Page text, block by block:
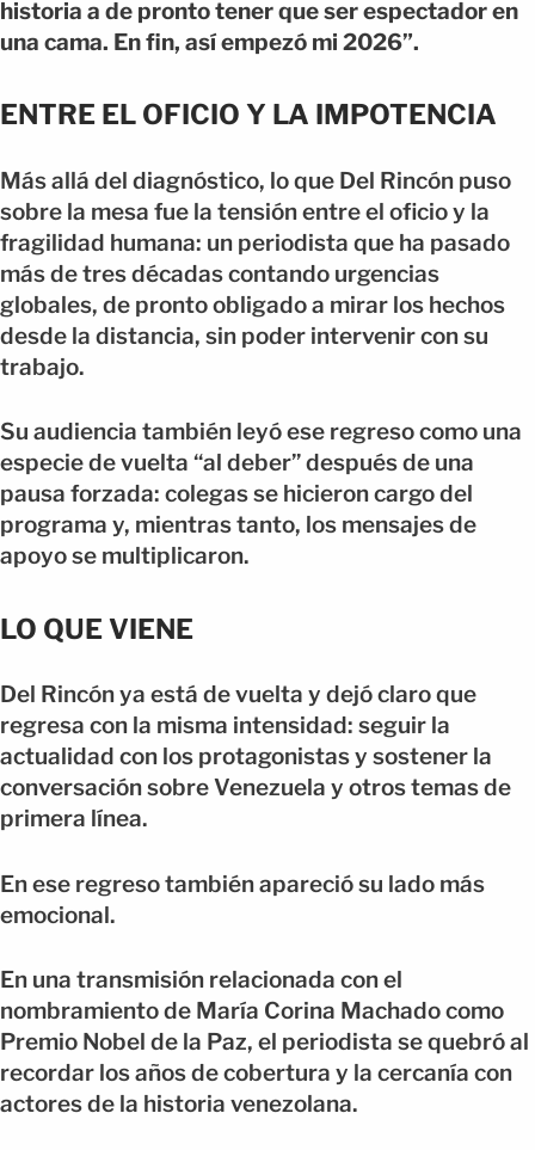
historia a de pronto tener que ser espectador en
una cama. En fin, así empezó mi 2026”.
ENTRE EL OFICIO Y LA IMPOTENCIA
Más allá del diagnóstico, lo que Del Rincón puso
sobre la mesa fue la tensión entre el oficio y la
fragilidad humana: un periodista que ha pasado
más de tres décadas contando urgencias
globales, de pronto obligado a mirar los hechos
desde la distancia, sin poder intervenir con su
trabajo.
Su audiencia también leyó ese regreso como una
especie de vuelta “al deber” después de una
pausa forzada: colegas se hicieron cargo del
programa y, mientras tanto, los mensajes de
apoyo se multiplicaron.
LO QUE VIENE
Del Rincón ya está de vuelta y dejó claro que
regresa con la misma intensidad: seguir la
actualidad con los protagonistas y sostener la
conversación sobre Venezuela y otros temas de
primera línea.
En ese regreso también apareció su lado más
emocional.
En una transmisión relacionada con el
nombramiento de María Corina Machado como
Premio Nobel de la Paz, el periodista se quebró al
recordar los años de cobertura y la cercanía con
actores de la historia venezolana.